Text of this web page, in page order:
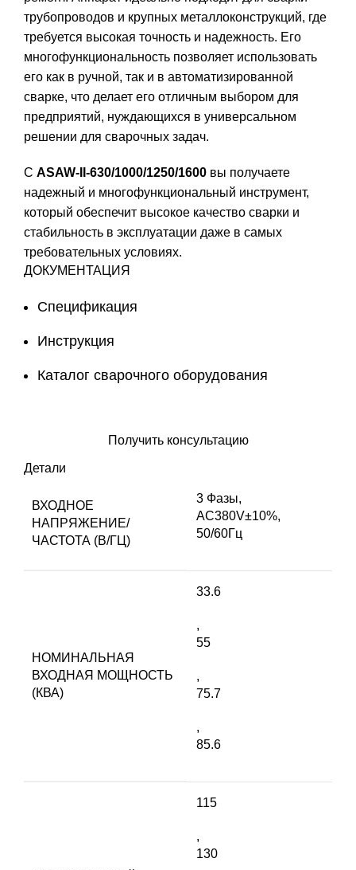
трубопроводов и крупных металлоконструкций, где
требуется высокая точность и надежность. Его
многофункциональность позволяет использовать
его как в ручной, так и в автоматизированной
сварке, что делает его отличным выбором для
предприятий, нуждающихся в универсальном
решении для сварочных задач.
С ASAW-II-630/1000/1250/1600 вы получаете
надежный и многофункциональный инструмент,
который обеспечит высокое качество сварки и
стабильность в эксплуатации даже в самых
требовательных условиях.
ДОКУМЕНТАЦИЯ
Спецификация
Инструкция
Каталог сварочного оборудования
Получить консультацию
Детали
ВХОДНОЕ
НАПРЯЖЕНИЕ/
ЧАСТОТА (В/ГЦ)
3 Фазы,
AC380V±10%,
50/60Гц
НОМИНАЛЬНАЯ
ВХОДНАЯ МОЩНОСТЬ
(КВА)
33.6
,
55
,
75.7
,
85.6
115
,
130